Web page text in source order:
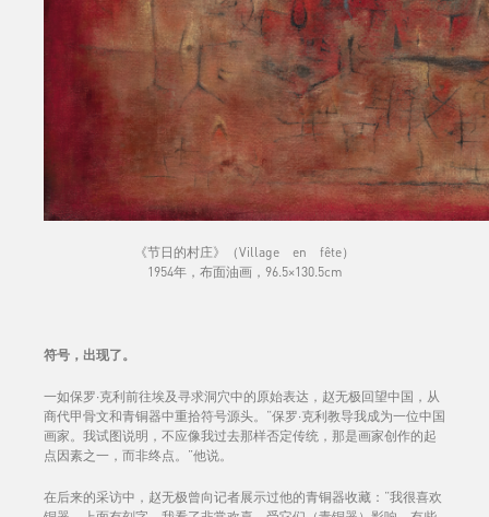
《节日的村庄》（Village en fête）
1954年，布面油画，96.5×130.5cm
符号，出现了。
一如保罗·克利前往埃及寻求洞穴中的原始表达，赵无极回望中国，从
商代甲骨文和青铜器中重拾符号源头。“保罗·克利教导我成为一位中国
画家。我试图说明，不应像我过去那样否定传统，那是画家创作的起
点因素之一，而非终点。”他说。
在后来的采访中，赵无极曾向记者展示过他的青铜器收藏：“我很喜欢